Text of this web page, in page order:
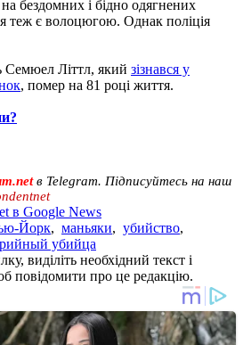
бездомних і бідно одягнених
є волоцюгою. Однак поліція
Семюел Літтл, який зізнався у
, помер на 81 році життя.
в Telegram. Підписуйтесь на наш
в Google News
Йорк, маньяки, убийство,
убийца
виділіть необхідний текст і
повідомити про це редакцію.